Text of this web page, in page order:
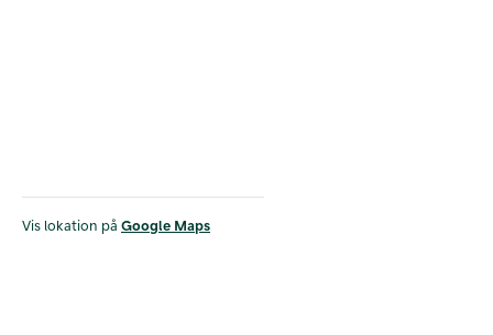
Vis lokation på Google Maps